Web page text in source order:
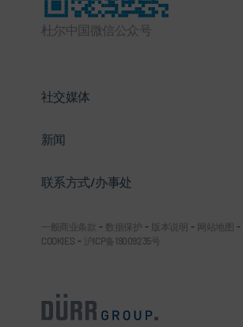
杜尔中国微信公众号
社交媒体
新闻
联系方式/办事处
一般商业条款 - 数据保护 - 版本说明 - 网站地图 -
COOKIES - 沪ICP备19009235号